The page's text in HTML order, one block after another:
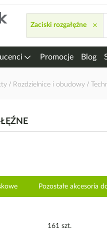
Zaciski rozgałęźne ×
Promocje Blog
Rozdzielnice i obudowy
Pozostałe akcesoria
161 szt.